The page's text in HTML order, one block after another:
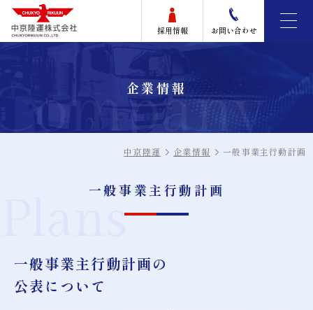
採用情報 お問い合わせ
企業情報
中京陸運 企業情報 一般事業主行動計画
一般事業主行動計画
Plans
一般事業主行動計画の
公表について